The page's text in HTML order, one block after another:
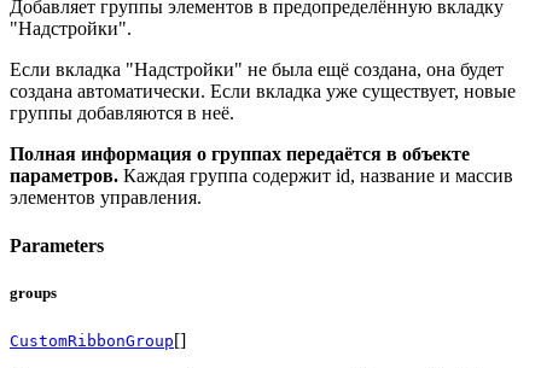
Добавляет группы элементов в предопределённую вкладку
"Надстройки".
Если вкладка "Надстройки" не была ещё создана, она будет
создана автоматически. Если вкладка уже существует, новые
группы добавляются в неё.
Полная информация о группах передаётся в объекте
параметров. Каждая группа содержит id, название и массив
элементов управления.
Parameters
groups
CustomRibbonGroup[]